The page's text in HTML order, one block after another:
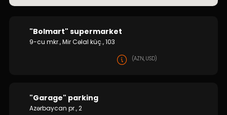
"Bolmart" supermarket
9-cu mkr., Mir Cəlal küç., 103
(AZN, USD)
"Garage" parking
Azərbaycan pr., 2